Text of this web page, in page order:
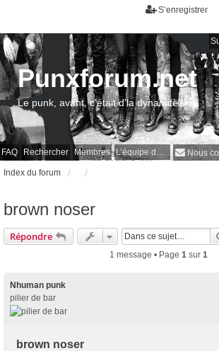
S’enregistrer
FAQ Rechercher Membres L’équipe du forum Nous contacter
Punxforum.net
Le punk, avant, c'était d'la dynamite !
Index du forum
brown noser
Répondre
1 message • Page 1sur 1
Nhuman punk
pilier de bar
brown noser